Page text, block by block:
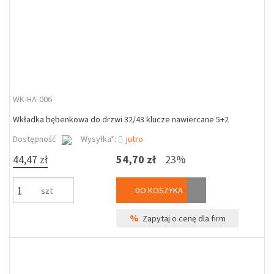
WK-HA-006
Wkładka bębenkowa do drzwi 32/43 klucze nawiercane 5+2
Dostępność
Wysyłka*: jutro
44,47 zł
szt
54,70 zł 23%
DO KOSZYKA
% Zapytaj o cenę dla firm